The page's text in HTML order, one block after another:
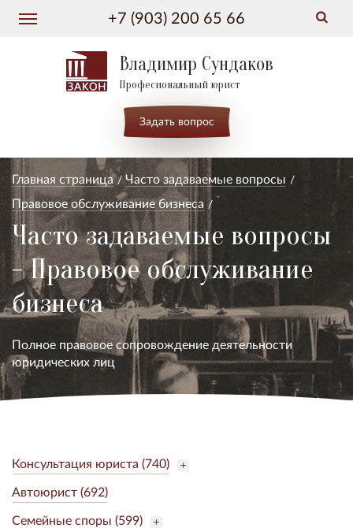
+7 (903) 200 65 66
Владимир Сундаков
Професиональный юрист
Задать вопрос
Главная страница
Часто задаваемые вопросы
Правовое обслуживание бизнеса
Часто задаваемые вопросы
- Правовое обслуживание
бизнеса
Полное правовое сопровождение деятельности
юридических лиц
Консультация юриста (740)
Автоюрист (692)
Семейные споры (599)